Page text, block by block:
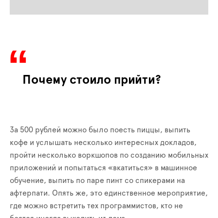
Почему стоило прийти?
За 500 рублей можно было поесть пиццы, выпить
кофе и услышать несколько интересных докладов,
пройти несколько воркшопов по созданию мобильных
приложений и попытаться «вкатиться» в машинное
обучение, выпить по паре пинт со спикерами на
афтерпати. Опять же, это единственное мероприятие,
где можно встретить тех программистов, кто не